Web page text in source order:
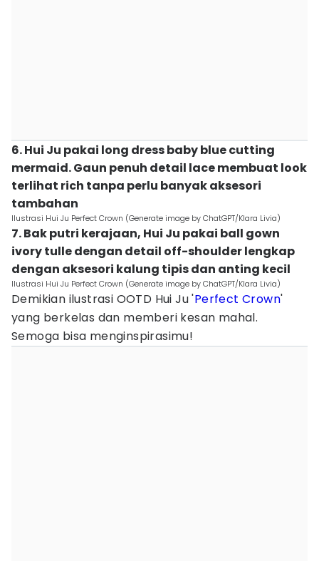
6. Hui Ju pakai long dress baby blue cutting
mermaid. Gaun penuh detail lace membuat look
terlihat rich tanpa perlu banyak aksesori
tambahan
Ilustrasi Hui Ju Perfect Crown (Generate image by ChatGPT/Klara Livia)
7. Bak putri kerajaan, Hui Ju pakai ball gown
ivory tulle dengan detail off-shoulder lengkap
dengan aksesori kalung tipis dan anting kecil
Ilustrasi Hui Ju Perfect Crown (Generate image by ChatGPT/Klara Livia)
Demikian ilustrasi OOTD Hui Ju 'Perfect Crown'
yang berkelas dan memberi kesan mahal.
Semoga bisa menginspirasimu!